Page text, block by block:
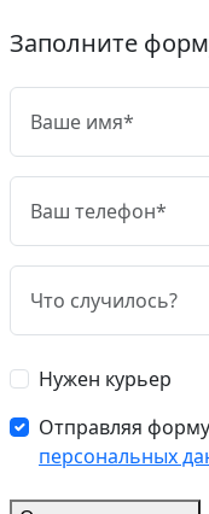
Заполните
Нужен курьер
Отправляя
персональных